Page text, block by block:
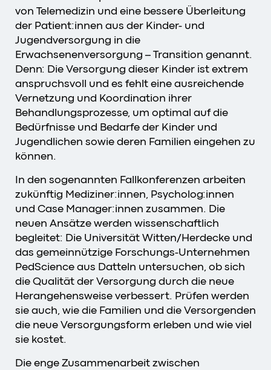
von Telemedizin und eine bessere Überleitung
der Patient:innen aus der Kinder- und
Jugendversorgung in die
Erwachsenenversorgung – Transition genannt.
Denn: Die Versorgung dieser Kinder ist extrem
anspruchsvoll und es fehlt eine ausreichende
Vernetzung und Koordination ihrer
Behandlungsprozesse, um optimal auf die
Bedürfnisse und Bedarfe der Kinder und
Jugendlichen sowie deren Familien eingehen zu
können.
In den sogenannten Fallkonferenzen arbeiten
zukünftig Mediziner:innen, Psycholog:innen
und Case Manager:innen zusammen. Die
neuen Ansätze werden wissenschaftlich
begleitet: Die Universität Witten/Herdecke und
das gemeinnützige Forschungs-Unternehmen
PedScience aus Datteln untersuchen, ob sich
die Qualität der Versorgung durch die neue
Herangehensweise verbessert. Prüfen werden
sie auch, wie die Familien und die Versorgenden
die neue Versorgungsform erleben und wie viel
sie kostet.
Die enge Zusammenarbeit zwischen